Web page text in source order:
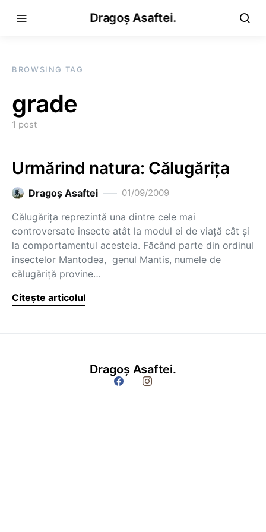
Dragoș Asaftei.
BROWSING TAG
grade
1 post
Urmărind natura: Călugăriţa
Dragoş Asaftei 01/09/2009
Călugăriţa reprezintă una dintre cele mai
controversate insecte atât la modul ei de viaţă cât şi
la comportamentul acesteia. Făcând parte din ordinul
insectelor Mantodea, genul Mantis, numele de
călugăriţă provine…
Citește articolul
Dragoș Asaftei.